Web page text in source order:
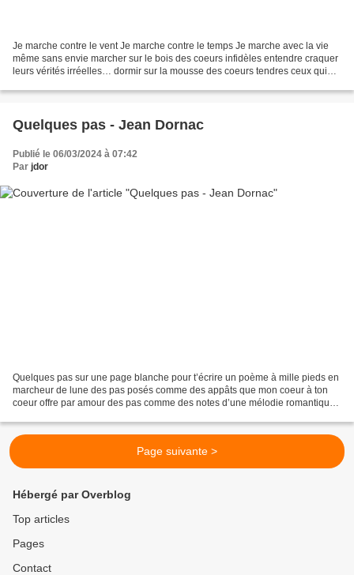
Je marche contre le vent Je marche contre le temps Je marche avec la vie
même sans envie marcher sur le bois des coeurs infidèles entendre craquer
leurs vérités irréelles… dormir sur la mousse des coeurs tendres ceux qui
Quelques pas - Jean Dornac
Publié le 06/03/2024 à 07:42
Par jdor
Quelques pas sur une page blanche pour t’écrire un poème à mille pieds en
marcheur de lune des pas posés comme des appâts que mon coeur à ton
coeur offre par amour des pas comme des notes d’une mélodie romantique
Page suivante >
Hébergé par Overblog
Top articles
Pages
Contact